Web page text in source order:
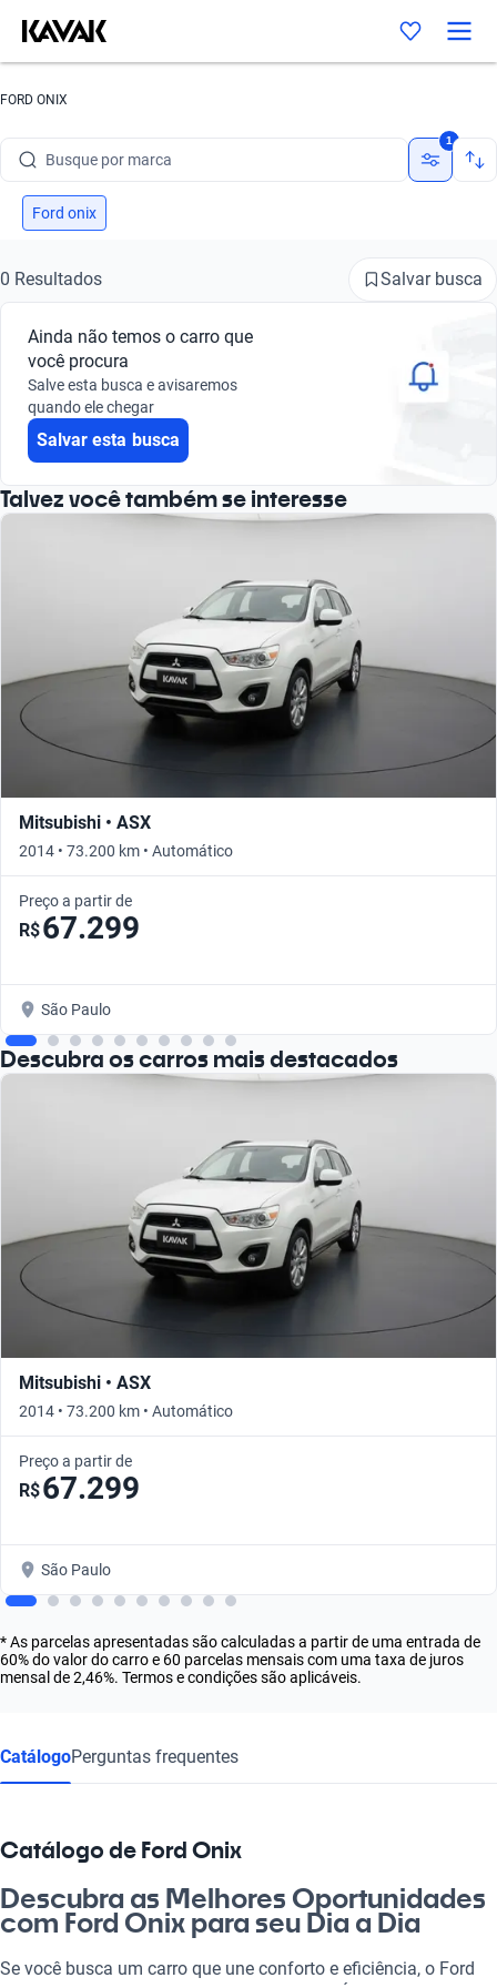
FORD ONIX
Busque por marca
Busque por modelo
Busque por ano
Busque por marca
Busque por modelo
Busque por ano
1
Ford onix
0 Resultados Salvar busca
Ainda não temos o carro que
você procura
Salve esta busca e avisaremos
quando ele chegar
Salvar esta busca
Talvez você também se interesse
Mitsubishi • ASX
2014 • 73.200 km • Automático
Preço a partir de
R$67.299
São Paulo
Descubra os carros mais destacados
Mitsubishi • ASX
2014 • 73.200 km • Automático
Preço a partir de
R$67.299
São Paulo
* As parcelas apresentadas são calculadas a partir de uma entrada de
60% do valor do carro e 60 parcelas mensais com uma taxa de juros
mensal de 2,46%. Termos e condições são aplicáveis.
CatálogoPerguntas frequentes
Catálogo de Ford Onix
Descubra as Melhores Oportunidades
com Ford Onix para seu Dia a Dia
Se você busca um carro que une conforto e eficiência, o Ford